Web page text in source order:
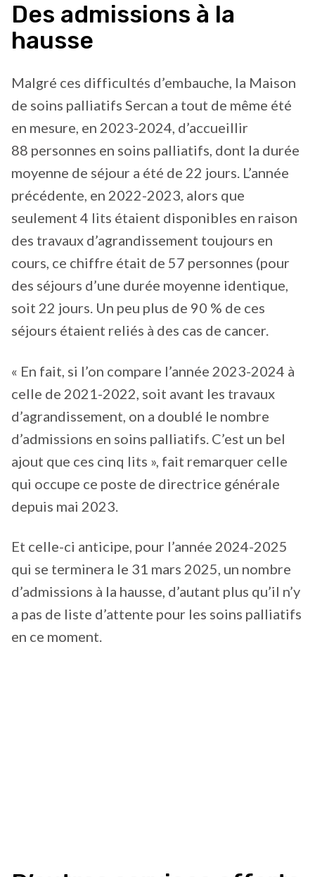
Des admissions à la
hausse
Malgré ces difficultés d’embauche, la Maison
de soins palliatifs Sercan a tout de même été
en mesure, en 2023-2024, d’accueillir
88 personnes en soins palliatifs, dont la durée
moyenne de séjour a été de 22 jours. L’année
précédente, en 2022-2023, alors que
seulement 4 lits étaient disponibles en raison
des travaux d’agrandissement toujours en
cours, ce chiffre était de 57 personnes (pour
des séjours d’une durée moyenne identique,
soit 22 jours. Un peu plus de 90 % de ces
séjours étaient reliés à des cas de cancer.
« En fait, si l’on compare l’année 2023-2024 à
celle de 2021-2022, soit avant les travaux
d’agrandissement, on a doublé le nombre
d’admissions en soins palliatifs. C’est un bel
ajout que ces cinq lits », fait remarquer celle
qui occupe ce poste de directrice générale
depuis mai 2023.
Et celle-ci anticipe, pour l’année 2024-2025
qui se terminera le 31 mars 2025, un nombre
d’admissions à la hausse, d’autant plus qu’il n’y
a pas de liste d’attente pour les soins palliatifs
en ce moment.